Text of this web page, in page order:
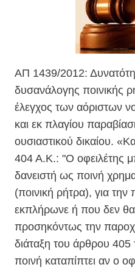
ΑΠ 1439/2012:
δυσανάλογης ποινικής
έλεγχος των αόριστων
και εκ πλαγίου
ουσιαστικού δικαίου.
404 Α.Κ.: "Ο οφειλέτης
δανειστή ως ποινή
(ποινική ρήτρα), για
εκπλήρωνε ή που δεν
προσηκόντως την
διάταξη του άρθρου 405
ποινή καταπίπτει αν ο